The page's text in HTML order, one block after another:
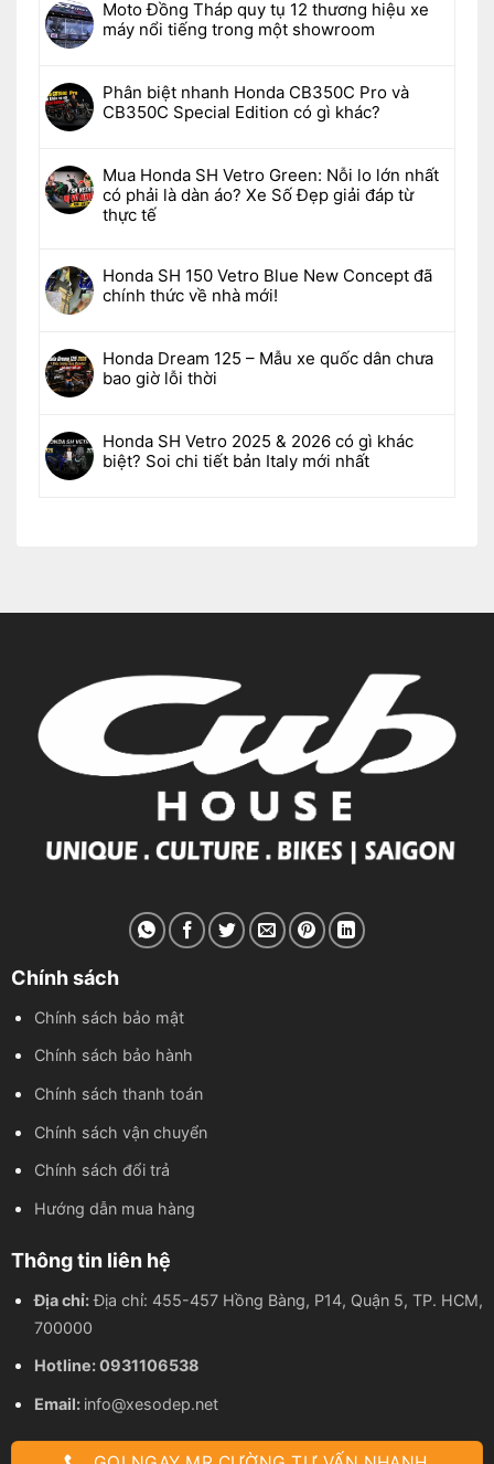
Moto Đồng Tháp quy tụ 12 thương hiệu xe
máy nổi tiếng trong một showroom
Phân biệt nhanh Honda CB350C Pro và
CB350C Special Edition có gì khác?
Mua Honda SH Vetro Green: Nỗi lo lớn nhất
có phải là dàn áo? Xe Số Đẹp giải đáp từ
thực tế
Honda SH 150 Vetro Blue New Concept đã
chính thức về nhà mới!
Honda Dream 125 – Mẫu xe quốc dân chưa
bao giờ lỗi thời
Honda SH Vetro 2025 & 2026 có gì khác
biệt? Soi chi tiết bản Italy mới nhất
Chính sách
Chính sách bảo mật
Chính sách bảo hành
Chính sách thanh toán
Chính sách vận chuyển
Chính sách đổi trả
Hướng dẫn mua hàng
Thông tin liên hệ
Địa chỉ:Địa chỉ: 455-457 Hồng Bàng, P14, Quận 5, TP. HCM,
700000
Hotline:0931106538
Email: info@xesodep.net